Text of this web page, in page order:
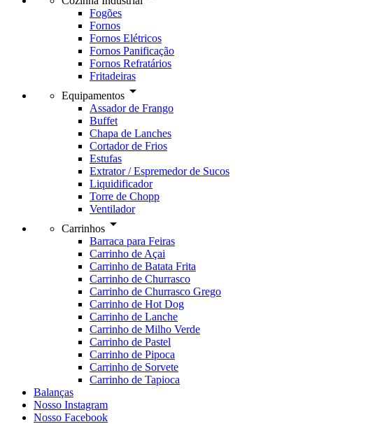
Fogões
Fornos
Fornos Elétricos
Fornos Panificação
Fornos Refratários
Fritadeiras
Equipamentos arrow_drop_down
Assador de Frango
Buffet
Chapa de Lanches
Cortador de Frios
Estufas
Extrator / Espremedor de Sucos
Liquidificador
Torre de Chopp
Ventilador
Carrinhos arrow_drop_down
Barraca para Feiras
Carrinho de Açai
Carrinho de Batata Frita
Carrinho de Churrasco
Carrinho de Churrasco Grego
Carrinho de Hot Dog
Carrinho de Lanche
Carrinho de Milho Verde
Carrinho de Pastel
Carrinho de Pipoca
Carrinho de Sorvete
Carrinho de Tapioca
Balanças
Nosso Instagram
Nosso Facebook